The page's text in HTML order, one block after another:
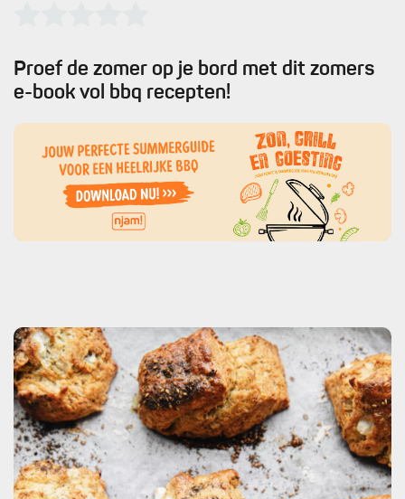
Proef de zomer op je bord met dit zomers
e-book vol bbq recepten!